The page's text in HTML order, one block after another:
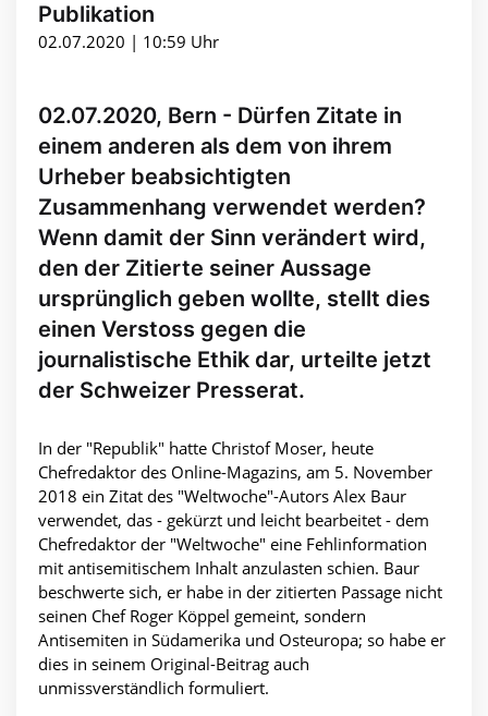
Publikation
02.07.2020 | 10:59 Uhr
02.07.2020, Bern - Dürfen Zitate in
einem anderen als dem von ihrem
Urheber beabsichtigten
Zusammenhang verwendet werden?
Wenn damit der Sinn verändert wird,
den der Zitierte seiner Aussage
ursprünglich geben wollte, stellt dies
einen Verstoss gegen die
journalistische Ethik dar, urteilte jetzt
der Schweizer Presserat.
In der "Republik" hatte Christof Moser, heute
Chefredaktor des Online-Magazins, am 5. November
2018 ein Zitat des "Weltwoche"-Autors Alex Baur
verwendet, das - gekürzt und leicht bearbeitet - dem
Chefredaktor der "Weltwoche" eine Fehlinformation
mit antisemitischem Inhalt anzulasten schien. Baur
beschwerte sich, er habe in der zitierten Passage nicht
seinen Chef Roger Köppel gemeint, sondern
Antisemiten in Südamerika und Osteuropa; so habe er
dies in seinem Original-Beitrag auch
unmissverständlich formuliert.